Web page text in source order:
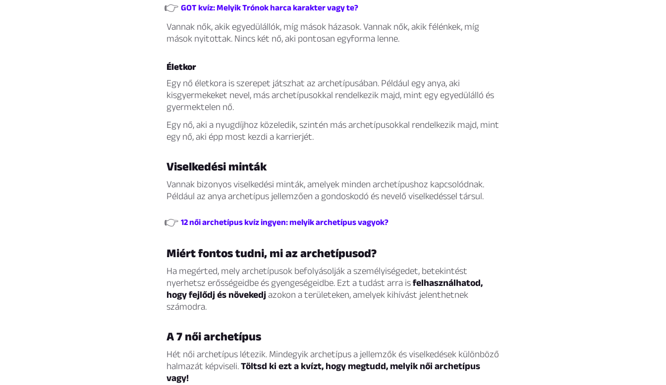
👉 GOT kvíz: Melyik Trónok harca karakter vagy te?
Vannak nők, akik egyedülállók, míg mások házasok. Vannak nők, akik félénkek, míg
mások nyitottak. Nincs két nő, aki pontosan egyforma lenne.
Életkor
Egy nő életkora is szerepet játszhat az archetípusában. Például egy anya, aki
kisgyermekeket nevel, más archetípusokkal rendelkezik majd, mint egy egyedülálló és
gyermektelen nő.
Egy nő, aki a nyugdíjhoz közeledik, szintén más archetípusokkal rendelkezik majd, mint
egy nő, aki épp most kezdi a karrierjét.
Viselkedési minták
Vannak bizonyos viselkedési minták, amelyek minden archetípushoz kapcsolódnak.
Például az anya archetípus jellemzően a gondoskodó és nevelő viselkedéssel társul.
👉 12 női archetípus kvíz ingyen: melyik archetípus vagyok?
Miért fontos tudni, mi az archetípusod?
Ha megérted, mely archetípusok befolyásolják a személyiségedet, betekintést
nyerhetsz erősségeidbe és gyengeségeidbe. Ezt a tudást arra isfelhasználhatod,
hogy fejlődj és növekedjazokon a területeken, amelyek kihívást jelenthetnek
számodra.
A 7 női archetípus
Hét női archetípus létezik. Mindegyik archetípus a jellemzők és viselkedések különböző
halmazát képviseli.Töltsd ki ezt a kvízt, hogy megtudd, melyik női archetípus
vagy!